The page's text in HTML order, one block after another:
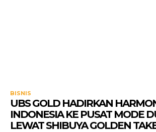
BISNIS
UBS GOLD HADIRKAN
INDONESIA KE PUSAT MODE
LEWAT SHIBUYA GOLDEN